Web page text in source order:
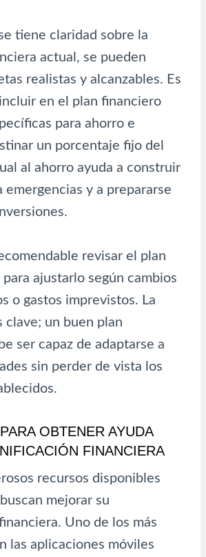
tiene claridad sobre la
actual, se pueden
realistas y alcanzables. Es
en el plan financiero
para ahorro e
un porcentaje fijo del
al ahorro ayuda a construir
emergencias y a prepararse
revisar el plan
ajustarlo según cambios
o gastos imprevistos. La
clave; un buen plan
ser capaz de adaptarse a
sin perder de vista los
OBTENER AYUDA
FINANCIERA
recursos disponibles
mejorar su
Uno de los más
las aplicaciones móviles